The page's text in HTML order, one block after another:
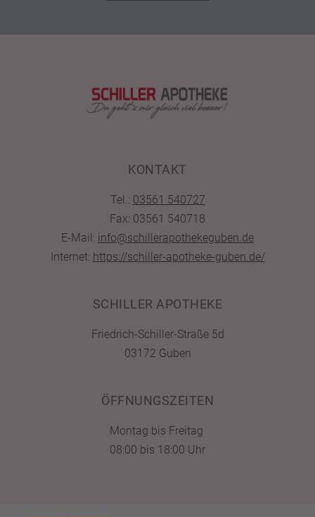
KONTAKT
Tel.: 03561 540727
Fax: 03561 540718
E-Mail: info@schillerapothekeguben.de
Internet: https://schiller-apotheke-guben.de/
SCHILLER APOTHEKE
Friedrich-Schiller-Straße 5d
03172 Guben
ÖFFNUNGSZEITEN
Montag bis Freitag
08:00 bis 18:00 Uhr